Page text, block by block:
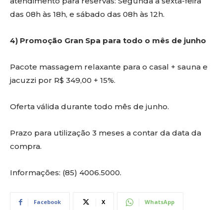
das 08h às 18h, e sábado das 08h às 12h.
4) Promoção Gran Spa para todo o mês de junho
Pacote massagem relaxante para o casal + sauna e
jacuzzi por R$ 349,00 + 15%.
Oferta válida durante todo mês de junho.
Prazo para utilização 3 meses a contar da data da
compra.
Informações: (85) 4006.5000.
Facebook X WhatsApp